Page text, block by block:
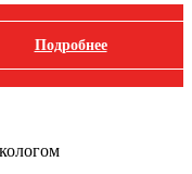
Подробнее